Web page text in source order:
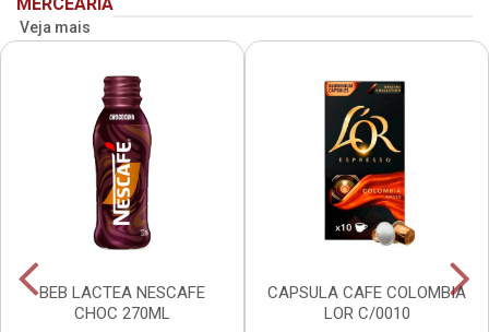
Veja mais
BEB LACTEA NESCAFE
CHOC 270ML
CAPSULA CAFE COLOMBIA
LOR C/0010